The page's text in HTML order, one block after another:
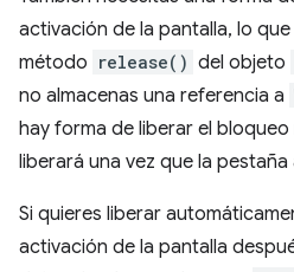
activación de la pantalla, lo
método release() del objeto
no almacenas una referencia a
hay forma de liberar el
liberará una vez que la pestaña
Si quieres liberar
activación de la pantalla